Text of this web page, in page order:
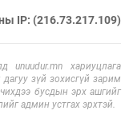
IP: (216.73.217.109)
unuudur.mn хариуцлага
зүй зохисгүй зарим
бусдын эрх ашгийг
админ устгах эрхтэй.